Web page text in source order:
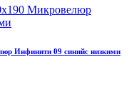
Инфинити 09 синийс низкими